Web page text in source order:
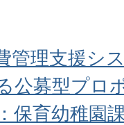
管理支援シ
公募型プロ
保育幼稚園